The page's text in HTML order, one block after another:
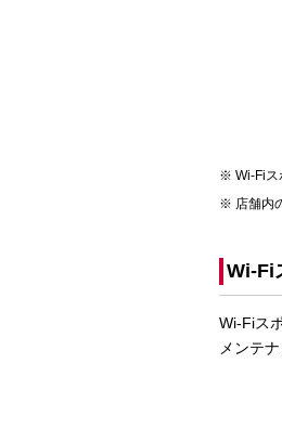
Wi-Fiス
店舗内
Wi-Fi
Wi-Fiス
メンテ